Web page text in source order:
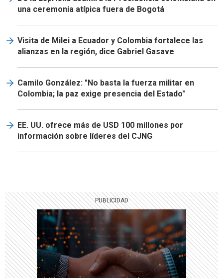
una ceremonia atípica fuera de Bogotá
Visita de Milei a Ecuador y Colombia fortalece las
alianzas en la región, dice Gabriel Gasave
Camilo González: "No basta la fuerza militar en
Colombia; la paz exige presencia del Estado"
EE. UU. ofrece más de USD 100 millones por
información sobre líderes del CJNG